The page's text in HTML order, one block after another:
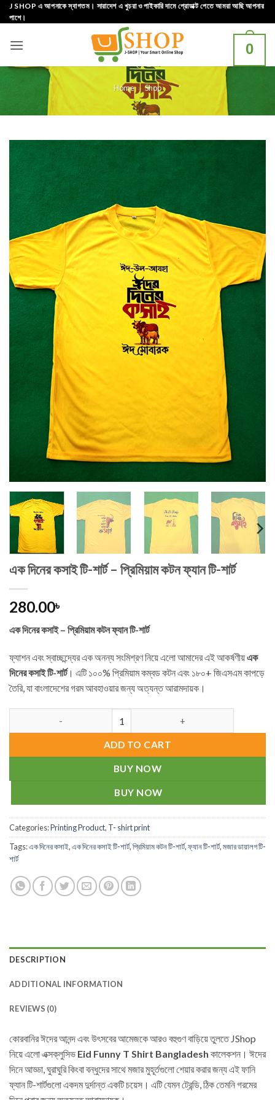
Skip
to
J SHOP এ আপনাকে স্বাগতম। সারাদেশ এ খুচরা ও পাইকারি দামে প্রোডাক্ট পেতে আমরা আছি আপনার
পাশে।
0
Home » Shop
এক দিনের কসাই টি-শার্ট – প্রিমিয়াম কটন ফ্যান টি-শার্ট
280.00৳
এক দিনের কসাই – প্রিমিয়াম কটন ফ্যান টি-শার্ট
ফ্যাশন এবং স্বাচ্ছন্দ্যের এক অনন্য সংমিশ্রণ নিয়ে এলো আমাদের এই আকর্ষণীয়এক
দিনের কসাই টি-শার্ট। এটি ১০০% প্রিমিয়াম কম্বড কটন এবং ১৮০+ জিএসএম কাপড়ে
তৈরি, যা বাংলাদেশের গরম আবহাওয়ার জন্য অত্যন্ত আরামদায়ক।
ADD TO CART
BUY NOW
BUY NOW
Categories:Printing Product, T- shirt print
Tags:এক দিনের কসাই,এক দিনের কসাই টি-শার্ট,প্রিমিয়াম কটন টি-শার্ট,ফ্যান টি-শার্ট,মজার ডায়ালগ টি-
শার্ট
DESCRIPTION
ADDITIONAL INFORMATION
REVIEWS (0)
কোরবানির ঈদের আনন্দ এবং উৎসবের আমেজকে আরও বহুগুণ বাড়িয়ে তুলতে JShop
নিয়ে এলো এক্সক্লুসিভ Eid Funny T Shirt Bangladesh কালেকশন। ঈদের
দিনে আড্ডা, ঘুরাঘুরি কিংবা বন্ধুদের সাথে মজার মুহূর্তগুলো শেয়ার করার জন্য এই ফানি
ফ্যান টি-শার্টগুলো একদম দুর্দান্ত একটি চয়েস। এটি যেমন ট্রেন্ডি, ঠিক তেমনি গরমের